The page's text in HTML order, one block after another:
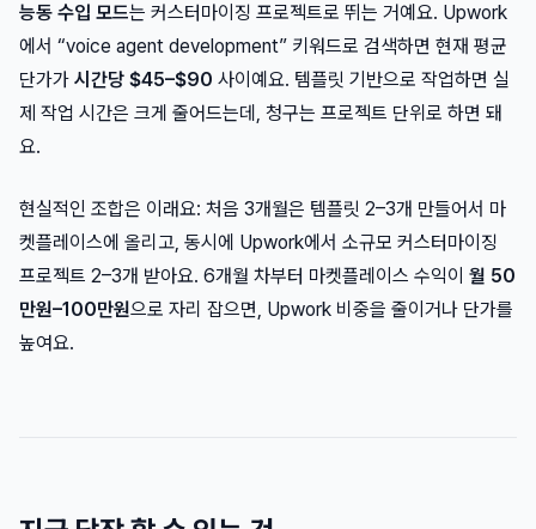
능동 수입 모드는 커스터마이징 프로젝트로 뛰는 거예요. Upwork
에서 “voice agent development” 키워드로 검색하면 현재 평균
단가가 시간당 $45–$90 사이예요. 템플릿 기반으로 작업하면 실
제 작업 시간은 크게 줄어드는데, 청구는 프로젝트 단위로 하면 돼
요.
현실적인 조합은 이래요: 처음 3개월은 템플릿 2–3개 만들어서 마
켓플레이스에 올리고, 동시에 Upwork에서 소규모 커스터마이징
프로젝트 2–3개 받아요. 6개월 차부터 마켓플레이스 수익이 월 50
만원–100만원으로 자리 잡으면, Upwork 비중을 줄이거나 단가를
높여요.